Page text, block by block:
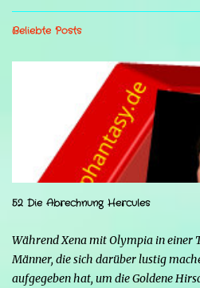
Beliebte Posts
52 Die Abrechnung Hercules
Während Xena mit Olympia in einer
Männer, die sich darüber lustig
aufgegeben hat, um die Goldene